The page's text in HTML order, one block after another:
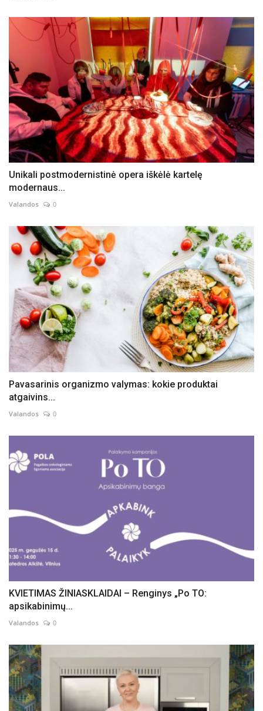
Unikali postmodernistinė opera iškėlė kartelę
modernaus...
Valandos 0
Pavasarinis organizmo valymas: kokie produktai
atgaivins...
Valandos 0
KVIETIMAS ŽINIASKLAIDAI – Renginys „Po TO:
apsikabinimų...
Valandos 0